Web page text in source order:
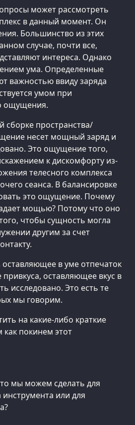
может рассмотреть
в данный момент. Он
Большинство из этих
случае, почти все,
интереса. Однако
ума. Определенные
важностью ввиду заряда
умом при
ощущения.
сборке пространства/
несет мощный заряд и
Это ощущение того,
к дискомфорту из-
телесного комплекса
сеанса. В балансировке
это ощущение. Почему
мощью? Потому что оно
чтобы сущность могла
другим за счет
в уме отпечаток
оставляющее вкус в
исследовано. Это есть те
мы говорим.
на какие-либо краткие
покинем этот
мы можем сделать для
или для